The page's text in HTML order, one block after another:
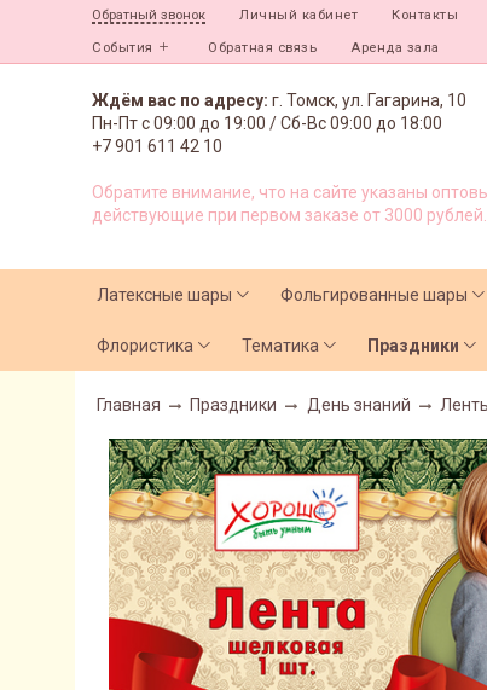
Обратный звонок Личный кабинет Контакты
События Обратная связь Аренда зала
Ждём вас по адресу: г. Томск, ул. Гагарина, 10
Пн-Пт с09:00 до 19:00 /Сб-Вс 09:00 до 18:00
+7 901 611 42 10
Обратите внимание, что на сайте указаны
действующие при первом заказе от 3000 рублей.
Латексные шары Фольгированные шары
Флористика Тематика Праздники
Главная Праздники День знаний